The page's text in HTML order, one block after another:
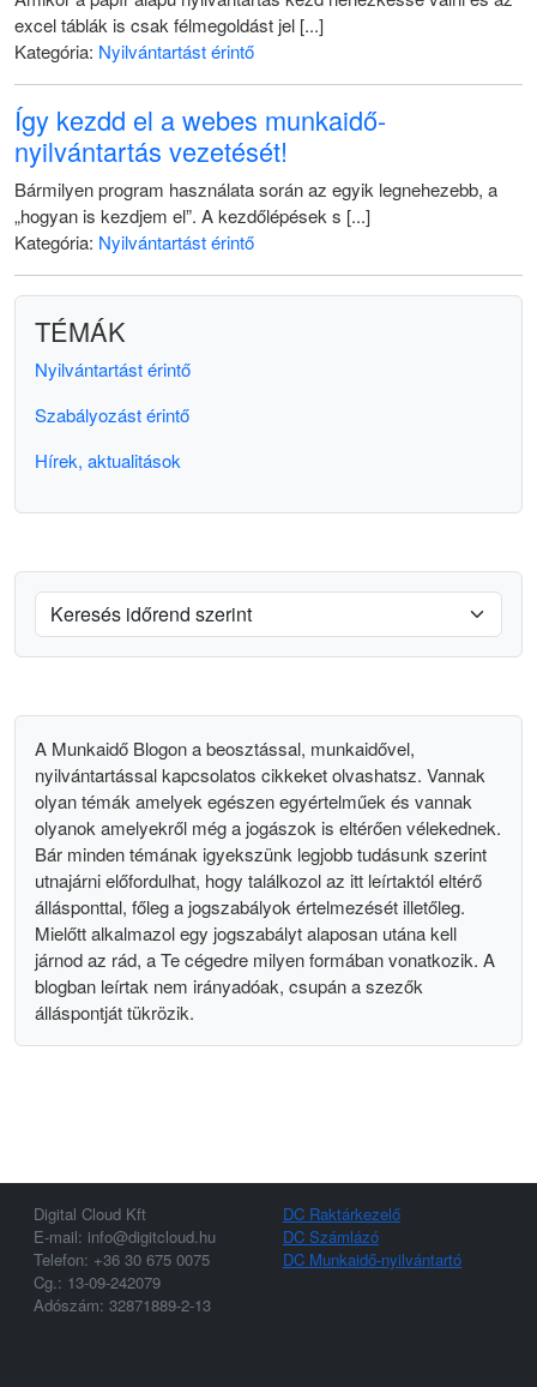
excel táblák is csak félmegoldást jel [...]
Kategória: Nyilvántartást érintő
Így kezdd el a webes munkaidő-
nyilvántartás vezetését!
Bármilyen program használata során az egyik legnehezebb, a
„hogyan is kezdjem el”. A kezdőlépések s [...]
Kategória: Nyilvántartást érintő
TÉMÁK
Nyilvántartást érintő
Szabályozást érintő
Hírek, aktualitások
A Munkaidő Blogon a beosztással, munkaidővel,
nyilvántartással kapcsolatos cikkeket olvashatsz. Vannak
olyan témák amelyek egészen egyértelműek és vannak
olyanok amelyekről még a jogászok is eltérően vélekednek.
Bár minden témának igyekszünk legjobb tudásunk szerint
utnajárni előfordulhat, hogy találkozol az itt leírtaktól eltérő
állásponttal, főleg a jogszabályok értelmezését illetőleg.
Mielőtt alkalmazol egy jogszabályt alaposan utána kell
járnod az rád, a Te cégedre milyen formában vonatkozik. A
blogban leírtak nem irányadóak, csupán a szezők
álláspontját tükrözik.
Digital Cloud Kft
E-mail: info@digitcloud.hu
Telefon: +36 30 675 0075
Cg.: 13-09-242079
Adószám: 32871889-2-13
DC Raktárkezelő
DC Számlázó
DC Munkaidő-nyilvántartó